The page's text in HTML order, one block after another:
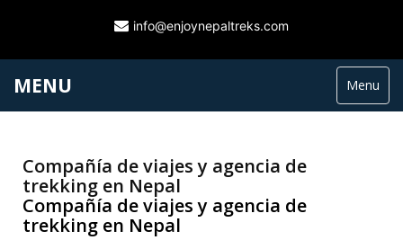
info@enjoynepaltreks.com
MENU Menu
Compañía de viajes y agencia de
trekking en Nepal
Compañía de viajes y agencia de
trekking en Nepal